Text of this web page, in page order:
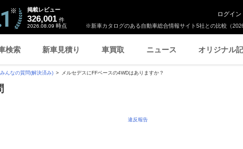
※新車カタログのある自動車総合情報サイト5社との比較（
掲載レビュー
326,001 件
2026.08.09 時点
ログイン
検索 新車見積り 車買取 ニュース オリジナル
みんなの質問(解決済み) メルセデスにFFベースの4WDはありますか？
違反報告